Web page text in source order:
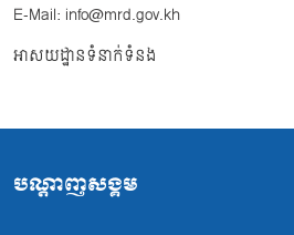
E-Mail: info@mrd.gov.kh
អាសយដ្ឋានទំនាក់ទំនង
បណ្ដាញសង្គម